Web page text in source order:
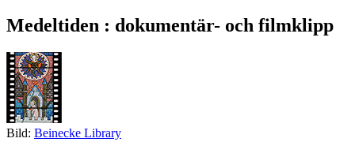
Medeltiden : dokumentär- och filmklipp
Bild: Beinecke Library